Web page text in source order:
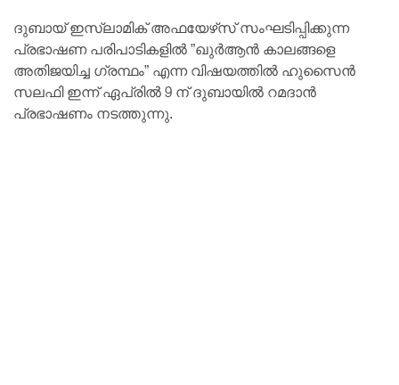
ദുബായ് ഇസ്ലാമിക് അഫയേഴ്‌സ് സംഘടിപ്പിക്കുന്ന
പ്രഭാഷണ പരിപാടികളിൽ ”ഖുർആൻ കാലങ്ങളെ
അതിജയിച്ച ഗ്രന്ഥം” എന്ന വിഷയത്തിൽ ഹുസൈൻ
സലഫി ഇന്ന് ഏപ്രിൽ 9 ന് ദുബായിൽ റമദാൻ
പ്രഭാഷണം നടത്തുന്നു.